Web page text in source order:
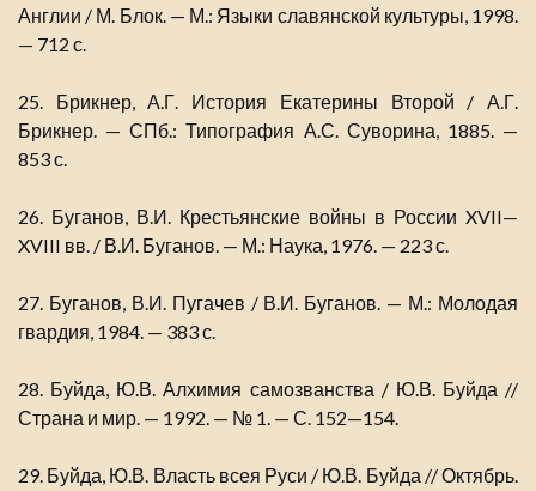
Англии / М. Блок. — М.: Языки славянской культуры, 1998.
— 712 с.
25. Брикнер, А.Г. История Екатерины Второй / А.Г.
Брикнер. — СПб.: Типография А.С. Суворина, 1885. —
853 с.
26. Буганов, В.И. Крестьянские войны в России XVII—
XVIII вв. / В.И. Буганов. — М.: Наука, 1976. — 223 с.
27. Буганов, В.И. Пугачев / В.И. Буганов. — М.: Молодая
гвардия, 1984. — 383 с.
28. Буйда, Ю.В. Алхимия самозванства / Ю.В. Буйда //
Страна и мир. — 1992. — № 1. — С. 152—154.
29. Буйда, Ю.В. Власть всея Руси / Ю.В. Буйда // Октябрь.